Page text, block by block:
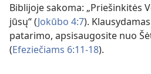
Biblijoje sakoma: „Priešinkitės
jūsų“ (Jokūbo 4:7).
patarimo, apsisaugosite nuo
(Efeziečiams 6:11-18).